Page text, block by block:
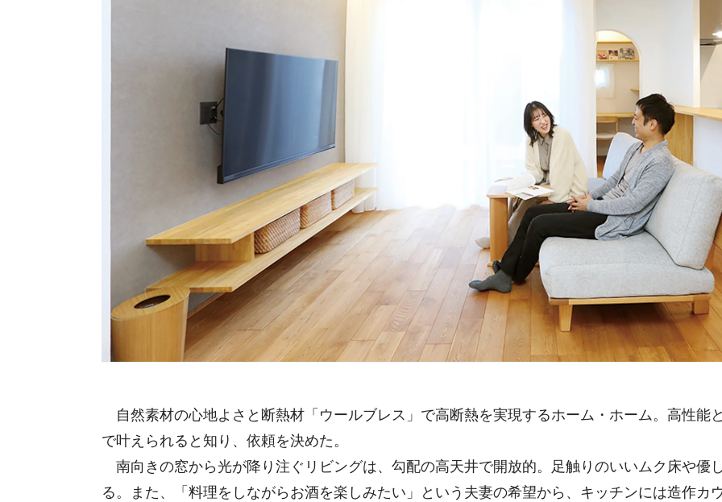
自然素材の心地よさと断熱材「ウールブレス」で高断熱を実現するホーム・ホーム。高性能
で叶えられると知り、依頼を決めた。
南向きの窓から光が降り注ぐリビングは、勾配の高天井で開放的。足触りのいいムク床や優
る。また、「料理をしながらお酒を楽しみたい」という夫妻の希望から、キッチンには造作カ